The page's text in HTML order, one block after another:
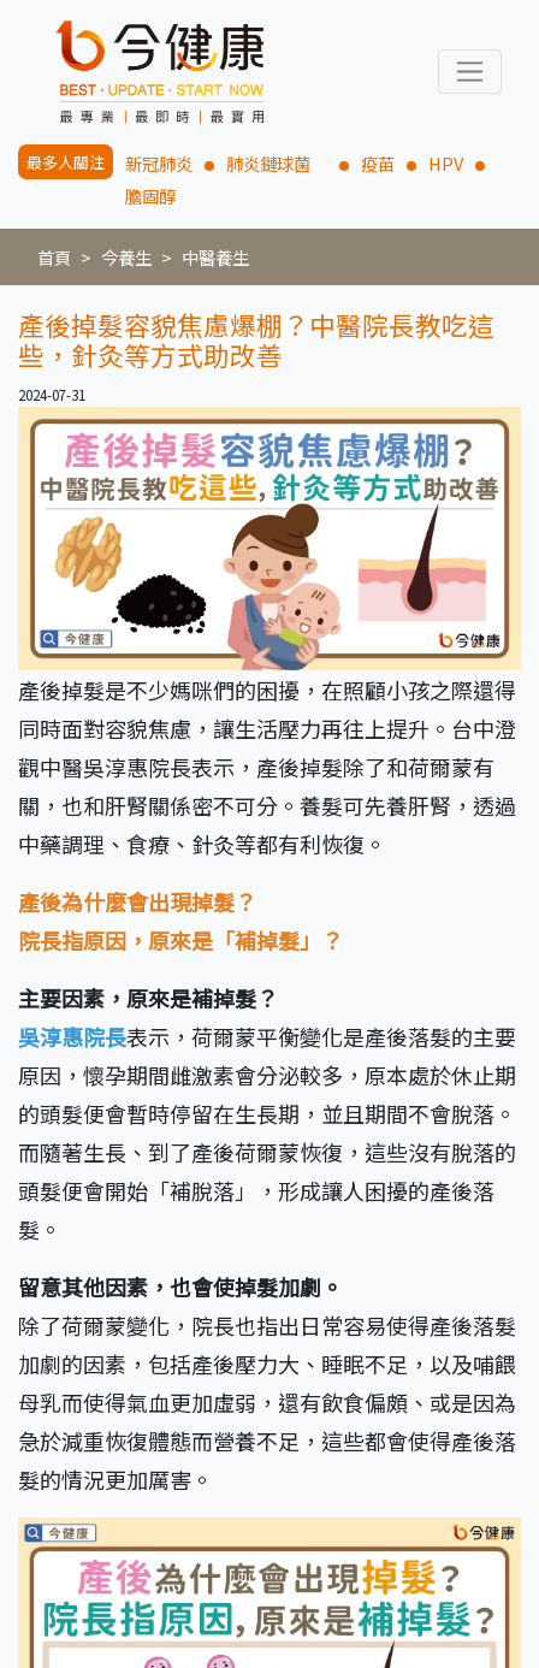
最多人關注 新冠肺炎 肺炎鏈球菌 疫苗
HPV
膽固醇
首頁 今養生 中醫養生
產後掉髮容貌焦慮爆棚？中醫院長教吃這
些，針灸等方式助改善
2024-07-31
產後掉髮是不少媽咪們的困擾，在照顧小孩之際還得
同時面對容貌焦慮，讓生活壓力再往上提升。台中澄
觀中醫吳淳惠院長表示，產後掉髮除了和荷爾蒙有
關，也和肝腎關係密不可分。養髮可先養肝腎，透過
中藥調理、食療、針灸等都有利恢復。
產後為什麼會出現掉髮？
院長指原因，原來是「補掉髮」？
主要因素，原來是補掉髮？
吳淳惠院長表示，荷爾蒙平衡變化是產後落髮的主要
原因，懷孕期間雌激素會分泌較多，原本處於休止期
的頭髮便會暫時停留在生長期，並且期間不會脫落。
而隨著生長、到了產後荷爾蒙恢復，這些沒有脫落的
頭髮便會開始「補脫落」，形成讓人困擾的產後落
髮。
留意其他因素，也會使掉髮加劇。
除了荷爾蒙變化，院長也指出日常容易使得產後落髮
加劇的因素，包括產後壓力大、睡眠不足，以及哺餵
母乳而使得氣血更加虛弱，還有飲食偏頗、或是因為
急於減重恢復體態而營養不足，這些都會使得產後落
髮的情況更加厲害。